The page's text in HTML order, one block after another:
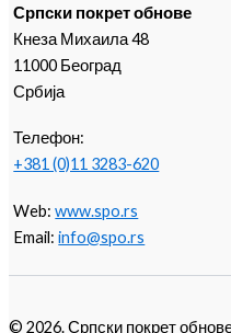
Српски покрет обнове
Кнеза Михаила 48
11000 Београд
Србија
Телефон:
+381 (0)11 3283-620
Web:www.spo.rs
Email:info@spo.rs
© 2026. Српски покрет